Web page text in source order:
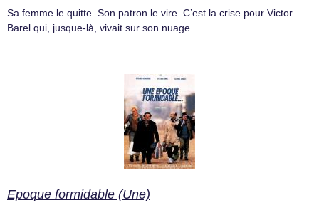
Sa femme le quitte. Son patron le vire. C’est la crise pour Victor
Barel qui, jusque-là, vivait sur son nuage.
Epoque formidable (Une)